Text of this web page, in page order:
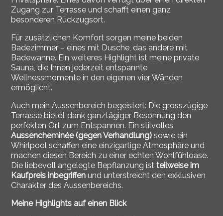
Zugang zur Terrasse und schafft einen ganz
besonderen Rückzugsort.
Für zusätzlichen Komfort sorgen meine beiden
Badezimmer – eines mit Dusche, das andere mit
Badewanne. Ein weiteres Highlight ist meine private
Sauna, die Ihnen jederzeit entspannte
Wellnessmomente in den eigenen vier Wänden
ermöglicht.
Auch mein Aussenbereich begeistert: Die grosszügige
Terrasse bietet dank ganztägiger Besonnung den
perfekten Ort zum Entspannen. Ein stilvolles
Aussencheminée (gegen Verhandlung) sowie ein
Whirlpool schaffen eine einzigartige Atmosphäre und
machen diesen Bereich zu einer echten Wohlfühloase.
Die liebevoll angelegte Bepflanzung istteilweise im
Kaufpreis inbegriffen und unterstreicht den exklusiven
Charakter des Aussenbereichs.
Meine Highlights auf einen Blick